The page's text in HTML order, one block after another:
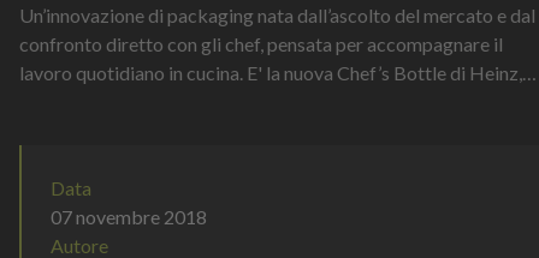
Un’innovazione di packaging nata dall’ascolto del mercato e dal
confronto diretto con gli chef, pensata per accompagnare il
lavoro quotidiano in cucina. E' la nuova Chef’s Bottle di Heinz,
Data
07 novembre 2018
Autore